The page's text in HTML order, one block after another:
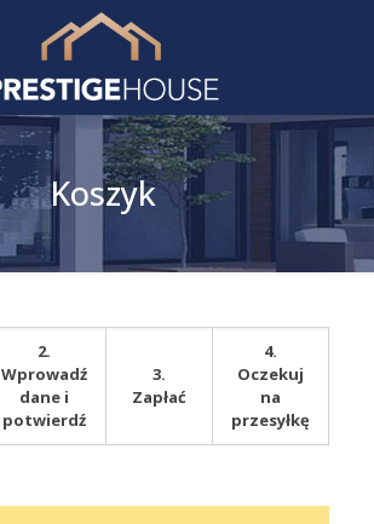
Koszyk
2.
Wprowadź
dane i
potwierdź
3.
Zapłać
4.
Oczekuj
na
przesyłkę